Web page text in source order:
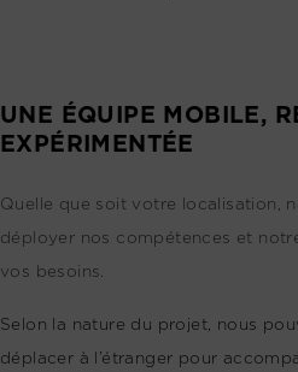
UNE ÉQUIPE MOBILE,
EXPÉRIMENTÉE
Quelle que soit votre localisation,
déployer nos compétences et
vos besoins.
Selon la nature du projet, nous
déplacer à l’étranger pour